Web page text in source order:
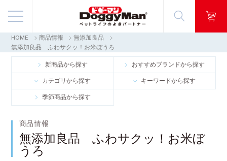
商品情報
映像ギャラリー
知る・楽しむ
お客様窓口・Q＆A
会社情報
HOME 商品情報
無添加良品
無添加良品 ふわサクッ！お米ぼうろ
新商品から探す おすすめブランドから探す
カテゴリから探す キーワードから探す
季節商品から探す
商品情報
無添加良品 ふわサクッ！お米ぼ
うろ